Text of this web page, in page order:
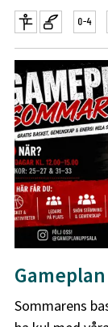
Sommarens